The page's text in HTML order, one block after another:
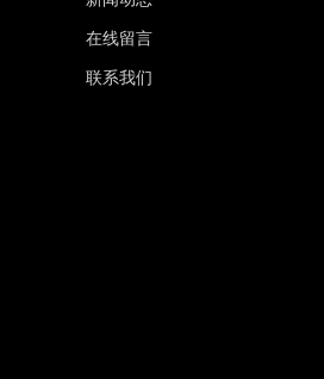
在线留言
联系我们